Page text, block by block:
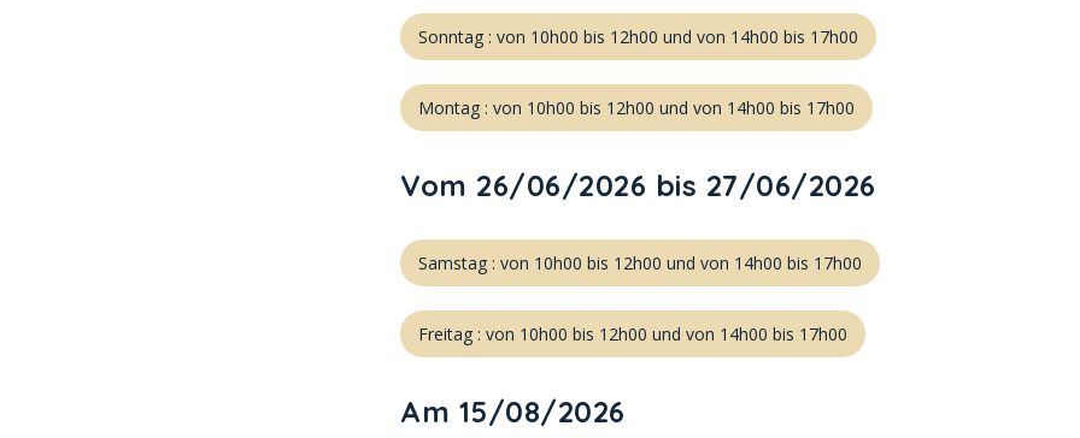
Sonntag : von 10h00 bis 12h00 und von 14h00 bis 17h00
Montag : von 10h00 bis 12h00 und von 14h00 bis 17h00
Vom 26/06/2026 bis 27/06/2026
Samstag : von 10h00 bis 12h00 und von 14h00 bis 17h00
Freitag : von 10h00 bis 12h00 und von 14h00 bis 17h00
Am 15/08/2026